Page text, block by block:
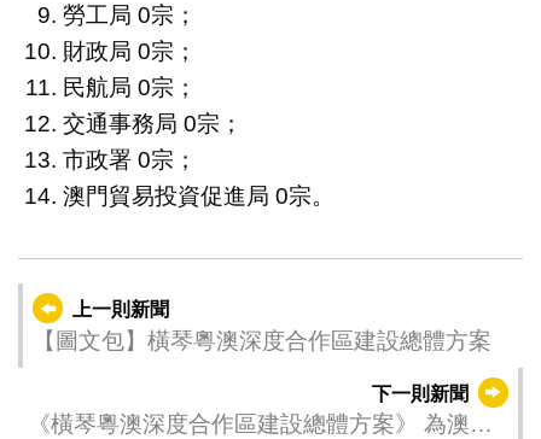
勞工局 0宗；
財政局 0宗；
民航局 0宗；
交通事務局 0宗；
市政署 0宗；
澳門貿易投資促進局 0宗。
上一則新聞
【圖文包】橫琴粵澳深度合作區建設總體方案
下一則新聞
《橫琴粵澳深度合作區建設總體方案》 為澳門